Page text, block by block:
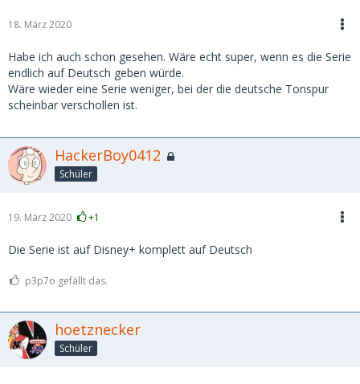
18. März 2020
Habe ich auch schon gesehen. Wäre echt super, wenn es die Serie
endlich auf Deutsch geben würde.
Wäre wieder eine Serie weniger, bei der die deutsche Tonspur
scheinbar verschollen ist.
HackerBoy0412
Schüler
19. März 2020 +1
Die Serie ist auf Disney+ komplett auf Deutsch
p3p7o gefällt das.
hoetznecker
Schüler